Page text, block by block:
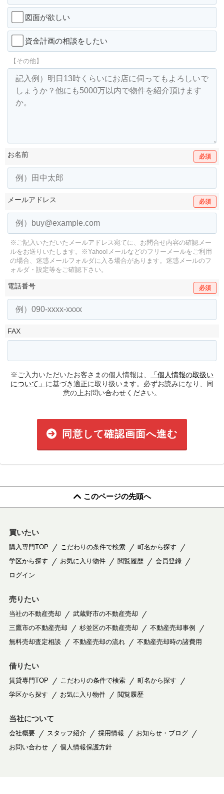
図面が欲しい
資金計画の相談をしたい
【その他】
お名前 必須
メールアドレス 必須
※ご記入いただいたメールアドレス宛てに、お問合せ内容の確認メー
ルをお送りいたします。
※Yahoo!メールなどのフリーメールをご利用
の場合、迷惑メールフォルダに入る場合があります。 迷惑メールのフ
ォルダ・設定等をご確認下さい。
電話番号 必須
FAX
※ご入力いただいたお客さまの個人情報は、
「個人情報の取扱い
について」 に基づき適正に取り扱います。必ずお読みになり、同
意の上お問い合わせください。
同意して確認画面へ進む
このページの先頭へ
買いたい
購入専門TOP こだわりの条件で検索
町名から探す
学区から探す
お気に入り物件 閲覧履歴
会員登録
ログイン
売りたい
当社の不動産売却
武蔵野市の不動産売却
三鷹市の不動産売却
杉並区の不動産売却
不動産売却事例
無料売却査定相談
不動産売却の流れ 不動産売却時の諸費用
借りたい
賃貸専門TOP こだわりの条件で検索
町名から探す
学区から探す
お気に入り物件 閲覧履歴
当社について
会社概要 スタッフ紹介 採用情報
お知らせ・ブログ
お問い合わせ
個人情報保護方針